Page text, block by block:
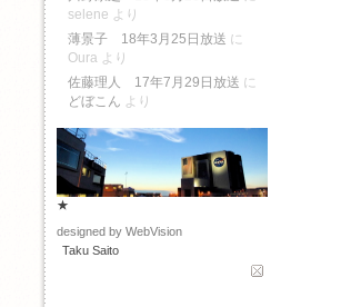
selene より
薄景子 18年3月25日放送 に
Oura より
佐藤理人 17年7月29日放送 に
どぼこん より
★
designed by WebVision
Taku Saito